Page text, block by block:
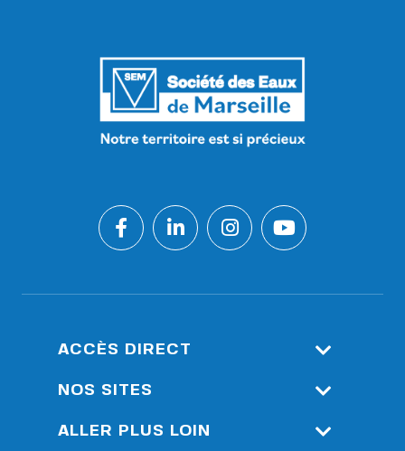
ACCÈS DIRECT
Espace Client
NOS SITES
Société Eau De Marseille
ALLER PLUS LOIN